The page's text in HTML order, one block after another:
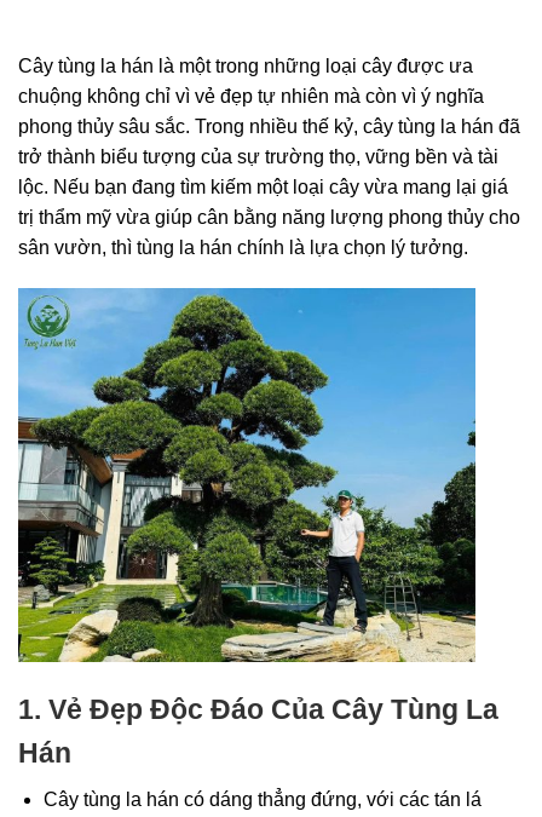
Cây tùng la hán là một trong những loại cây được ưa
chuộng không chỉ vì vẻ đẹp tự nhiên mà còn vì ý nghĩa
phong thủy sâu sắc. Trong nhiều thế kỷ, cây tùng la hán đã
trở thành biểu tượng của sự trường thọ, vững bền và tài
lộc. Nếu bạn đang tìm kiếm một loại cây vừa mang lại giá
trị thẩm mỹ vừa giúp cân bằng năng lượng phong thủy cho
sân vườn, thì tùng la hán chính là lựa chọn lý tưởng.
1. Vẻ Đẹp Độc Đáo Của Cây Tùng La
Hán
Cây tùng la hán có dáng thẳng đứng, với các tán lá